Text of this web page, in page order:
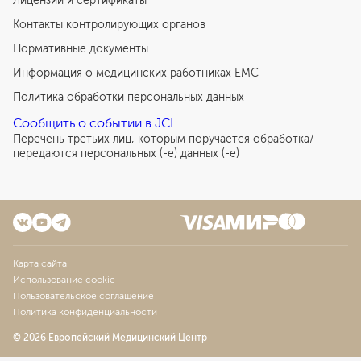
Контакты контролирующих органов
Нормативные документы
Информация о медицинских работниках EMC
Политика обработки персональных данных
Сообщить о событии в JCI
Перечень третьих лиц, которым поручается обработка/
передаются персональных (-е) данных (-е)
Карта сайта
Использование cookie
Пользовательское соглашение
Политика конфиденциальности
© 2026 Европейский Медицинский Центр